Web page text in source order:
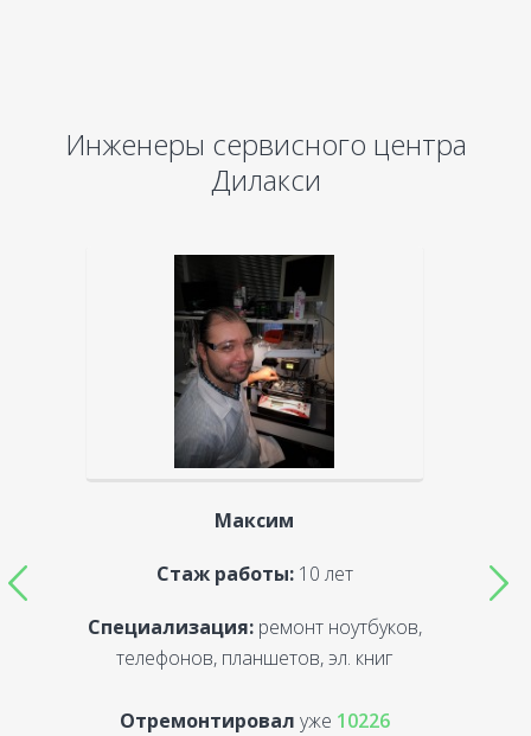
Инженеры сервисного центра
Дилакси
Максим
Стаж работы:10 лет
Специализация:ремонт ноутбуков,
телефонов, планшетов, эл. книг
Отремонтировал уже 10226